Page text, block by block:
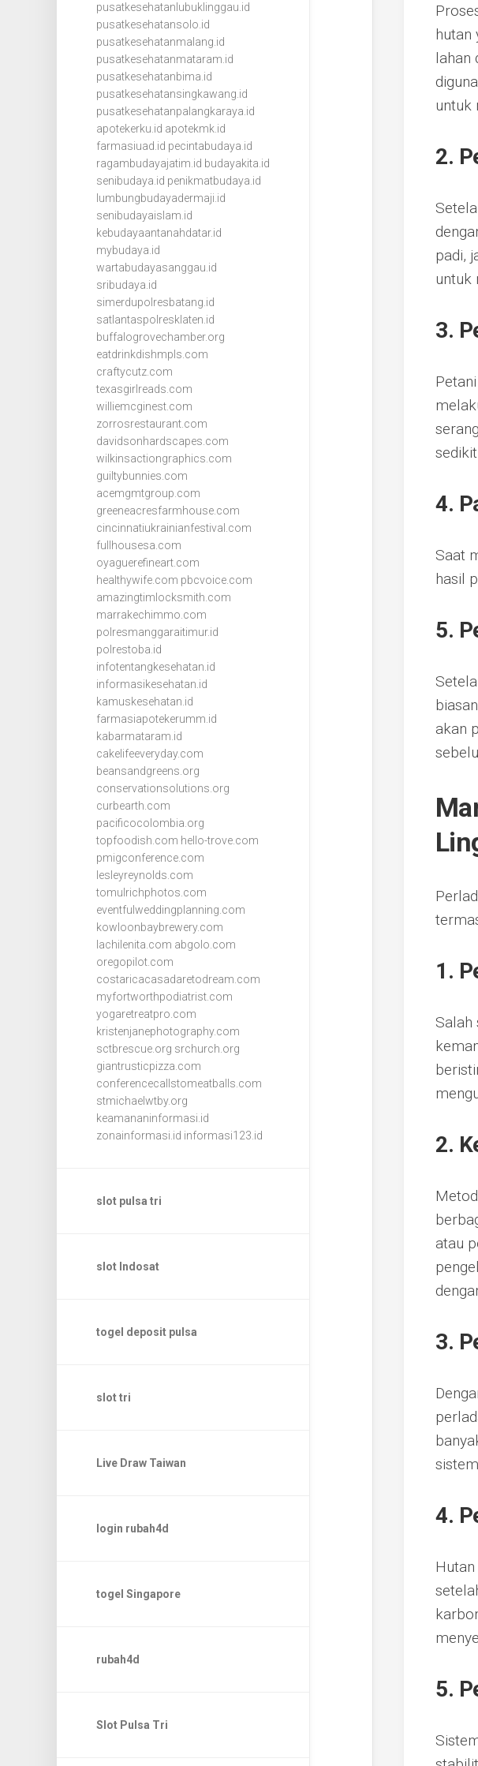
pusatkesehatanlubuklinggau.id
pusatkesehatansolo.id
pusatkesehatanmalang.id
pusatkesehatanmataram.id
pusatkesehatanbima.id
pusatkesehatansingkawang.id
pusatkesehatanpalangkaraya.id
apotekerku.id apotekmk.id
farmasiuad.id pecintabudaya.id
ragambudayajatim.id budayakita.id
senibudaya.id penikmatbudaya.id
lumbungbudayadermaji.id
senibudayaislam.id
kebudayaantanahdatar.id
mybudaya.id
wartabudayasanggau.id
sribudaya.id
simerdupolresbatang.id
satlantaspolresklaten.id
buffalogrovechamber.org
eatdrinkdishmpls.com
craftycutz.com
texasgirlreads.com
williemcginest.com
zorrosrestaurant.com
davidsonhardscapes.com
wilkinsactiongraphics.com
guiltybunnies.com
acemgmtgroup.com
greeneacresfarmhouse.com
cincinnatiukrainianfestival.com
fullhousesa.com
oyaguerefineart.com
healthywife.com pbcvoice.com
amazingtimlocksmith.com
marrakechimmo.com
polresmanggaraitimur.id
polrestoba.id
infotentangkesehatan.id
informasikesehatan.id
kamuskesehatan.id
farmasiapotekerumm.id
kabarmataram.id
cakelifeeveryday.com
beansandgreens.org
conservationsolutions.org
curbearth.com
pacificocolombia.org
topfoodish.com hello-trove.com
pmigconference.com
lesleyreynolds.com
tomulrichphotos.com
eventfulweddingplanning.com
kowloonbaybrewery.com
lachilenita.com abgolo.com
oregopilot.com
costaricacasadaretodream.com
myfortworthpodiatrist.com
yogaretreatpro.com
kristenjanephotography.com
sctbrescue.org srchurch.org
giantrusticpizza.com
conferencecallstomeatballs.com
stmichaelwtby.org
keamananinformasi.id
zonainformasi.id informasi123.id
slot pulsa tri
slot Indosat
togel deposit pulsa
slot tri
Live Draw Taiwan
login rubah4d
togel Singapore
rubah4d
Slot Pulsa Tri
hutan
lahan
untuk
2.
padi,
untuk
3.
4.
Saat
hasil
5.
akan
1.
Salah
2.
atau
3.
4.
5.